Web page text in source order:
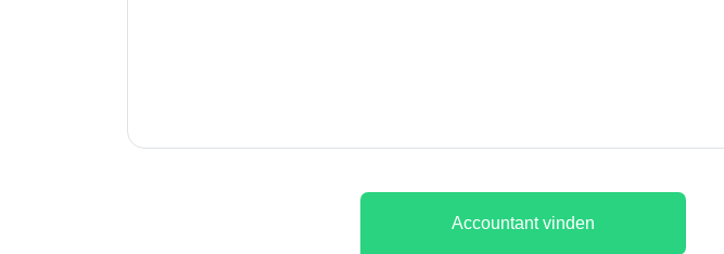
Accountant vinden